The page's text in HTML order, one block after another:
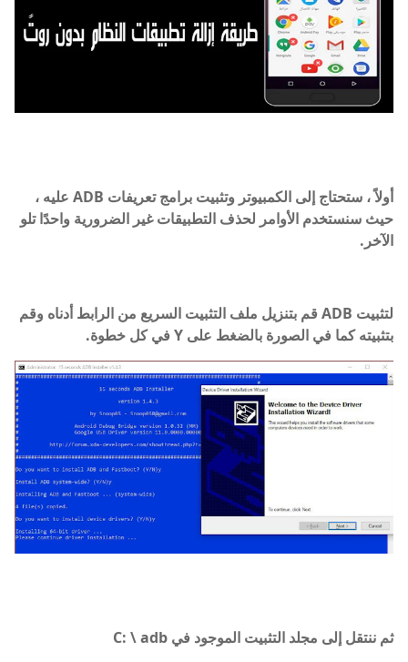
أولاً ، ستحتاج إلى الكمبيوتر وتثبيت برامج تعريفات ADB عليه ،
حيث سنستخدم الأوامر لحذف التطبيقات غير الضرورية واحدًا تلو
الآخر.
لتثبيت ADB قم بتنزيل ملف التثبيت السريع من الرابط أدناه وقم
بتثبيته كما في الصورة بالضغط على Y في كل خطوة.
ثم ننتقل إلى مجلد التثبيت الموجود في C: \ adb